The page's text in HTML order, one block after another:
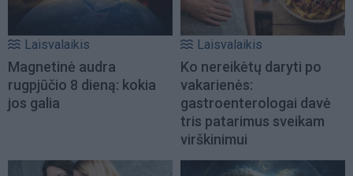
Laisvalaikis
Magnetinė audra
rugpjūčio 8 dieną: kokia
jos galia
Laisvalaikis
Ko nereikėtų daryti po
vakarienės:
gastroenterologai davė
tris patarimus sveikam
virškinimui